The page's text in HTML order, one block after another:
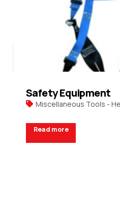
Miscellaneous Tools -
Safety Equipment
Read more